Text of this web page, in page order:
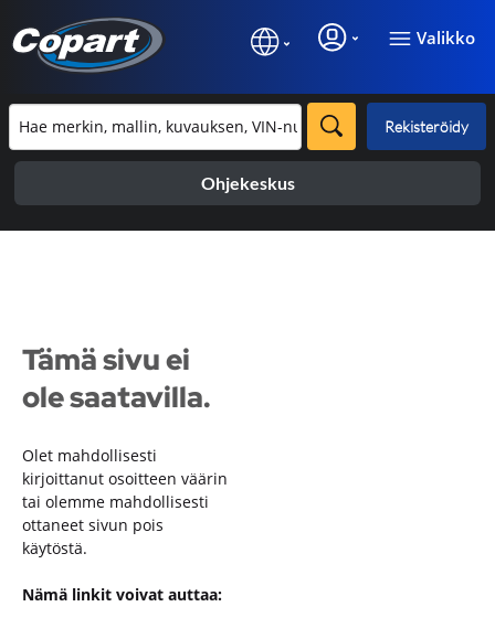
Valikko
Rekisteröidy
Ohjekeskus
Tämä sivu ei
ole saatavilla.
Olet mahdollisesti
kirjoittanut osoitteen väärin
tai olemme mahdollisesti
ottaneet sivun pois
käytöstä.
Nämä linkit voivat auttaa: